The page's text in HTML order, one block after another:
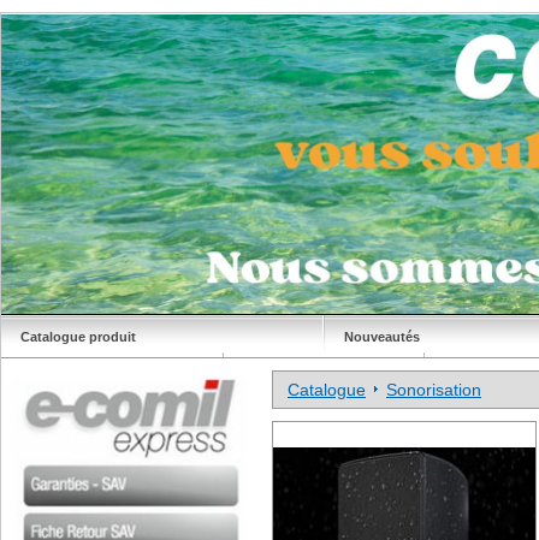
Catalogue produit Nouveautés
Site Comil
Catalogue Sonorisation